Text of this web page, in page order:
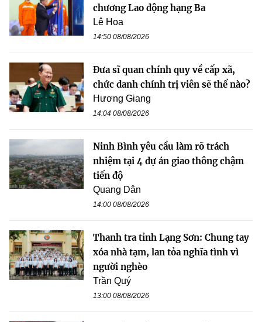
chương Lao động hạng Ba
Lê Hoa
14:50 08/08/2026
Đưa sĩ quan chính quy về cấp xã,
chức danh chính trị viên sẽ thế nào?
Hương Giang
14:04 08/08/2026
Ninh Bình yêu cầu làm rõ trách
nhiệm tại 4 dự án giao thông chậm
tiến độ
Quang Dân
14:00 08/08/2026
Thanh tra tỉnh Lạng Sơn: Chung tay
xóa nhà tạm, lan tỏa nghĩa tình vì
người nghèo
Trần Quý
13:00 08/08/2026